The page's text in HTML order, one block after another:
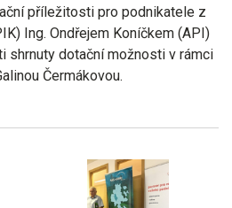
příležitosti pro podnikatele z
Ing. Ondřejem Koníčkem (API)
shrnuty dotační možnosti v rámci
Čermákovou.